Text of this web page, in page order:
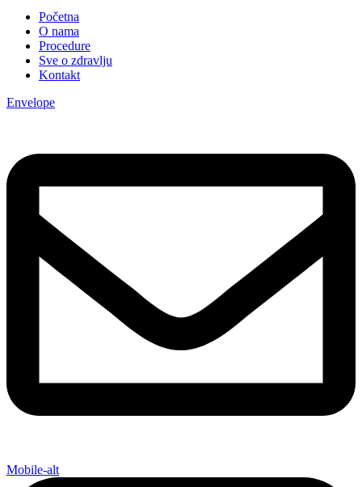
Početna
O nama
Procedure
Sve o zdravlju
Kontakt
Envelope
Mobile-alt